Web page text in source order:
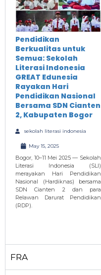
Pendidikan
Berkualitas untuk
Semua: Sekolah
Literasi Indonesia
GREAT Edunesia
Rayakan Hari
Pendidikan Nasional
Bersama SDN Cianten
2, Kabupaten Bogor
sekolah literasi indonesia
May 15, 2025
Bogor, 10–11 Mei 2025 — Sekolah
Literasi Indonesia (SLI)
merayakan Hari Pendidikan
Nasional (Hardiknas) bersama
SDN Cianten 2 dan para
Relawan Darurat Pendidikan
(RDP).
FRA